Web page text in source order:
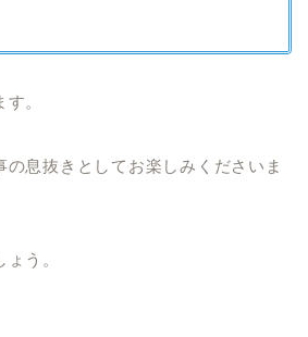
。
息抜きとしてお楽しみくださいま
う。